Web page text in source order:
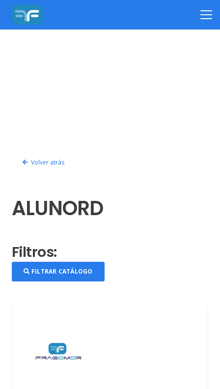
Volver atrás
ALUNORD
Filtros:
FILTRAR CATÁLOGO